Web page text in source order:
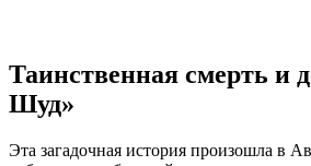
Таинственная смерть и
Шуд»
Эта загадочная история произошла в